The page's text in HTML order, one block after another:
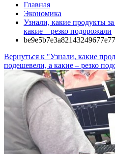
Главная
Экономика
Узнали, какие продукты
какие – резко подорожали
Вернуться к "Узнали, какие
подешевели, а какие – резко